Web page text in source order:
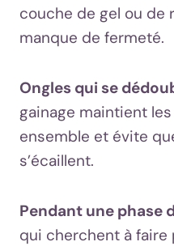
couche de gel ou de
manque de fermeté.
Ongles qui se
gainage maintient
ensemble et évite
s’écaillent.
Pendant une phase
qui cherchent à faire